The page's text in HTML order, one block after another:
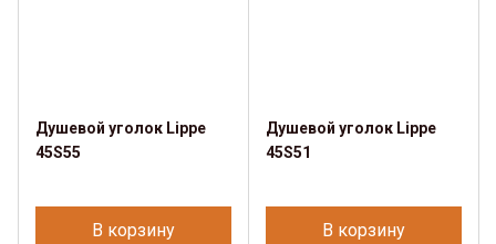
Душевой уголок Lippe
45S55
В корзину
Душевой уголок Lippe
45S51
В корзину